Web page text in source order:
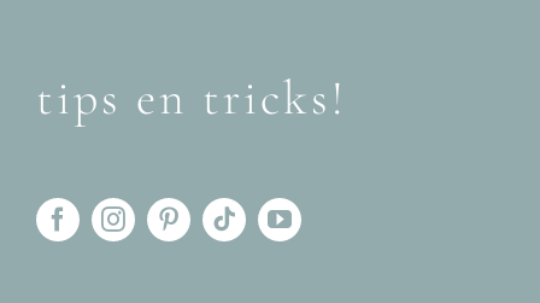
tips en tricks!